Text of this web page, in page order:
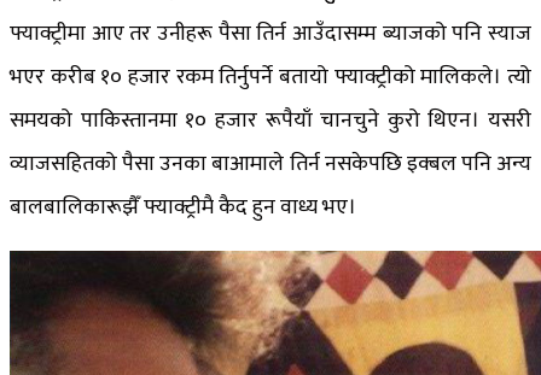
फ्याक्ट्रीमा आए तर उनीहरू पैसा तिर्न आउँदासम्म ब्याजको पनि स्याज
भएर करीब १० हजार रकम तिर्नुपर्ने बतायो फ्याक्ट्रीको मालिकले। त्यो
समयको पाकिस्तानमा १० हजार रूपैयाँ चानचुने कुरो थिएन। यसरी
व्याजसहितको पैसा उनका बाआमाले तिर्न नसकेपछि इक्बल पनि अन्य
बालबालिकारूझैँ फ्याक्ट्रीमै कैद हुन वाध्य भए।